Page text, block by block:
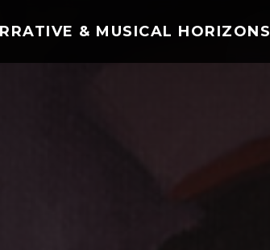
& MUSICAL HORIZONS